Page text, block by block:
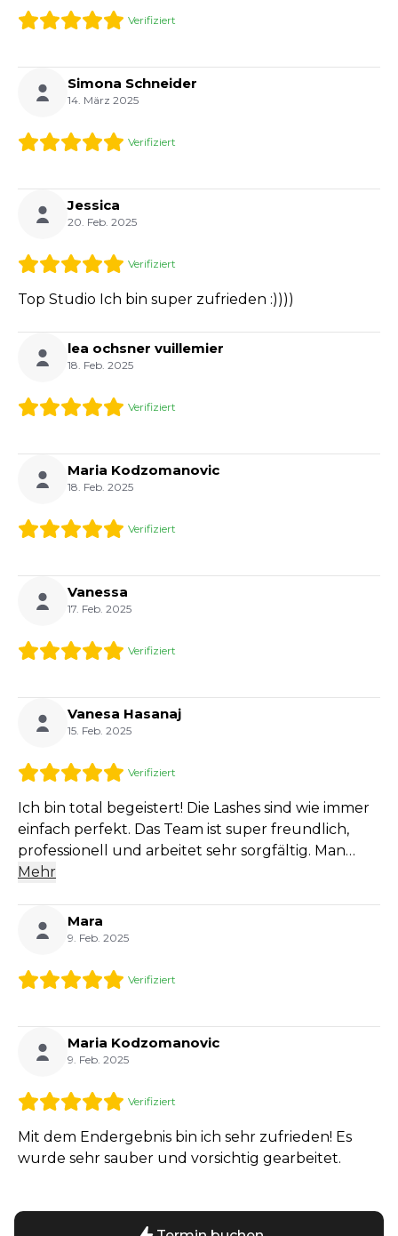
Verifiziert
Simona Schneider
14. März 2025
Verifiziert
Jessica
20. Feb. 2025
Verifiziert
Top Studio Ich bin super zufrieden :))))
lea ochsner vuillemier
18. Feb. 2025
Verifiziert
Maria Kodzomanovic
18. Feb. 2025
Verifiziert
Vanessa
17. Feb. 2025
Verifiziert
Vanesa Hasanaj
15. Feb. 2025
Verifiziert
Ich bin total begeistert! Die Lashes sind wie immer
einfach perfekt. Das Team ist super freundlich,
professionell und arbeitet sehr sorgfältig. Man
fühlt sich sofort wohl und bestens beraten.
nur zu Kiki Lashes. Ich vertraue ihnen blind.
Mehr
Mara
9. Feb. 2025
Verifiziert
Maria Kodzomanovic
9. Feb. 2025
Verifiziert
Mit dem Endergebnis bin ich sehr zufrieden! Es
wurde sehr sauber und vorsichtig gearbeitet.